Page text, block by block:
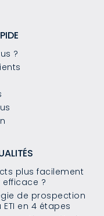
?
plus facilement
?
de prospection
ETI en 4 étapes